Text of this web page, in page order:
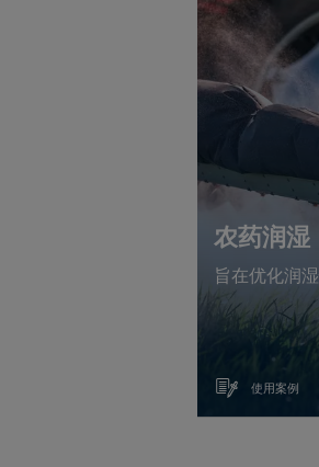
农药润湿
旨在优化润
使用案例